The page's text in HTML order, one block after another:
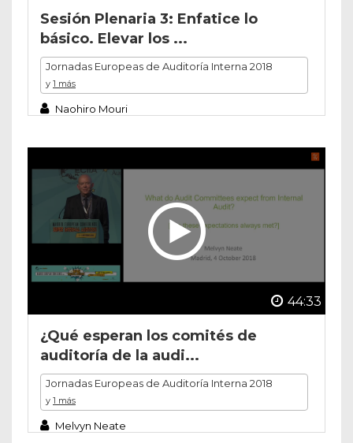
Sesión Plenaria 3: Enfatice lo
básico. Elevar los ...
Jornadas Europeas de Auditoría Interna 2018
y 1 más
Naohiro Mouri
44:33
¿Qué esperan los comités de
auditoría de la audi...
Jornadas Europeas de Auditoría Interna 2018
y 1 más
Melvyn Neate